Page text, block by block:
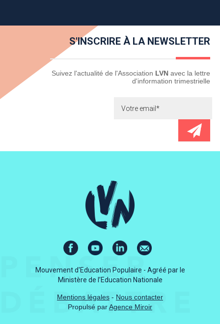
S'INSCRIRE À LA NEWSLETTER
Newsletter Suivez l'actualité de l'Association LVN avec la lettre
d'information trimestrielle
Mouvement d'Education Populaire - Agréé par le
Ministère de l’Education Nationale
Mentions légales - Nous contacter
Propulsé parAgence Miroir